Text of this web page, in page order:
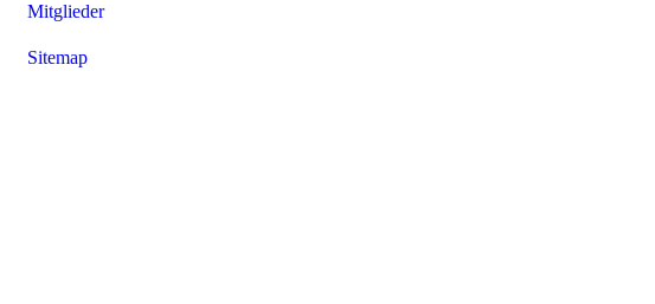
Mitglieder
Sitemap